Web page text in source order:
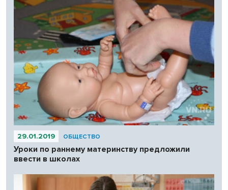
29.01.2019 ОБЩЕСТВО
Уроки по раннему материнству предложили
ввести в школах